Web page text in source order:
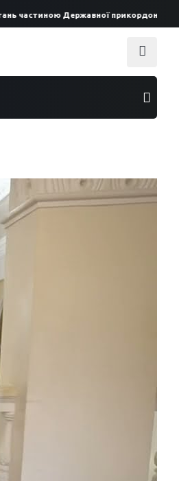
Державної прикордонної